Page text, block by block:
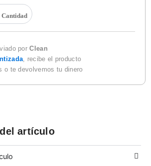
porClean
, recibe el producto
o te devolvemos tu dinero
artículo